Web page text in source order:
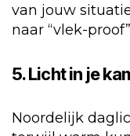
van jouw
naar “vlek-
5. Licht in je
Noordelijk